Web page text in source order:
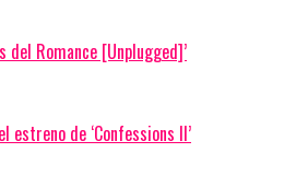
del Romance [Unplugged]’
estreno de ‘Confessions II’